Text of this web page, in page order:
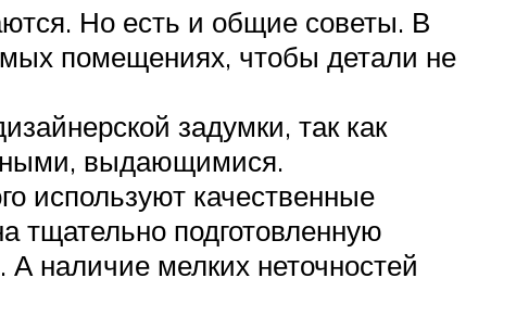
Но есть и общие советы. В
помещениях, чтобы детали не
задумки, так как
выдающимися.
используют качественные
тщательно подготовленную
наличие мелких неточностей